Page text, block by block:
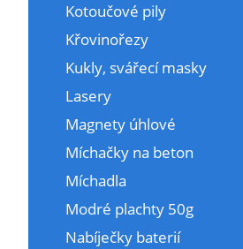
Kotoučové pily
Křovinořezy
Kukly, svářecí masky
Lasery
Magnety úhlové
Míchačky na beton
Míchadla
Modré plachty 50g
Nabíječky baterií